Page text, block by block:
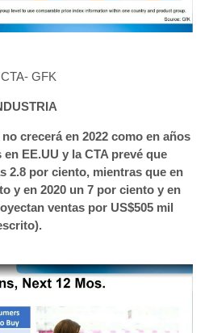
CTA- GFK
crecerá en 2022 como en años
EE.UU y la CTA prevé que
2.8 por ciento, mientras que en
y en 2020 un 7 por ciento y en
ventas por US$505 mil